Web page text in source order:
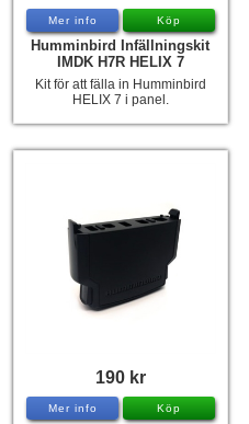
Mer info Köp
Humminbird Infällningskit
IMDK H7R HELIX 7
Kit för att fälla in Humminbird
HELIX 7 i panel.
190 kr
Mer info Köp